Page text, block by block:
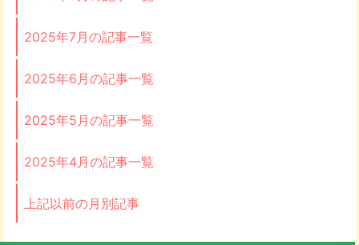
2025年7月の記事一覧
2025年6月の記事一覧
2025年5月の記事一覧
2025年4月の記事一覧
上記以前の月別記事